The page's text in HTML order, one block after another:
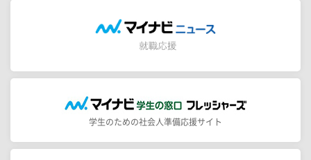
学生のための社会人準備応援サイト